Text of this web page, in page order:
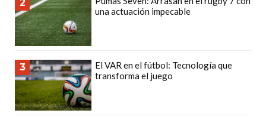
GRATIS
SUPLEMENTOS
DEPORTIVOS
EN
PERGAMINO:
DÓNDE
COMPRAR
2
una actuación impecable
3
El VAR en el fútbol: Tecnología que
transforma el juego